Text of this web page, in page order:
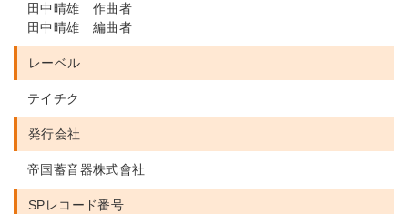
田中晴雄 作曲者
田中晴雄 編曲者
レーベル
テイチク
発行会社
帝国蓄音器株式會社
SPレコード番号